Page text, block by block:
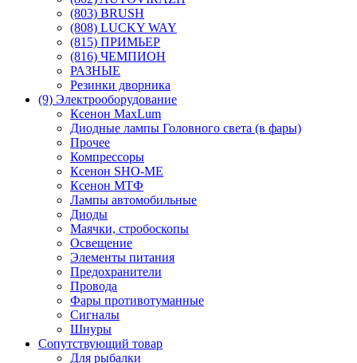
(803) BRUSH
(808) LUCKY WAY
(815) ПРИМЬЕР
(816) ЧЕМПИОН
РАЗНЫЕ
Резинки дворника
(9) Электрооборудование
Ксенон MaxLum
Диодные лампы Головного света (в фары)
Прочее
Компрессоры
Ксенон SHO-ME
Ксенон МТФ
Лампы автомобильные
Диоды
Маячки, стробоскопы
Освещение
Элементы питания
Предохранители
Провода
Фары противотуманные
Сигналы
Шнуры
Сопутствующий товар
Для рыбалки